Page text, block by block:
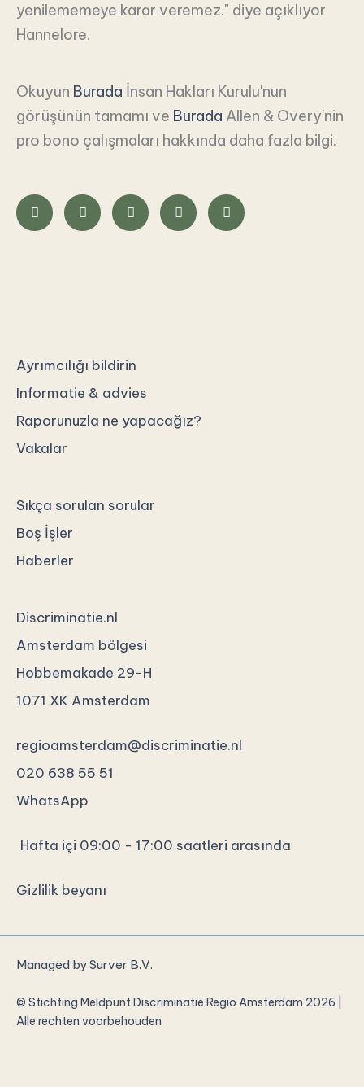
yenilememeye karar veremez." diye açıklıyor
Hannelore.
Okuyun Burada İnsan Hakları Kurulu'nun
görüşünün tamamı ve Burada Allen & Overy'nin
pro bono çalışmaları hakkında daha fazla bilgi.
Ayrımcılığı bildirin
Informatie & advies
Raporunuzla ne yapacağız?
Vakalar
Sıkça sorulan sorular
Boş İşler
Haberler
Discriminatie.nl
Amsterdam bölgesi
Hobbemakade 29-H
1071 XK Amsterdam
regioamsterdam@discriminatie.nl
020 638 55 51
WhatsApp
Hafta içi 09:00 - 17:00 saatleri arasında
Gizlilik beyanı
© Stichting Meldpunt Discriminatie Regio Amsterdam 2026 |
Alle rechten voorbehouden
Managed bySurver B.V.